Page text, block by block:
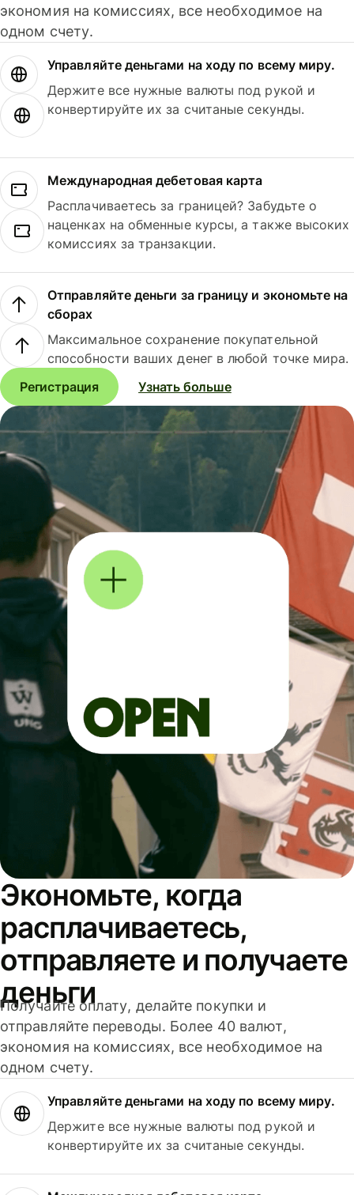
экономия на комиссиях, все необходимое на
одном счету.
Управляйте деньгами на ходу по всему миру.
Держите все нужные валюты под рукой и
конвертируйте их за считаные секунды.
Международная дебетовая карта
Расплачиваетесь за границей? Забудьте о
наценках на обменные курсы, а также высоких
комиссиях за транзакции.
Отправляйте деньги за границу и экономьте на
сборах
Максимальное сохранение покупательной
способности ваших денег в любой точке мира.
Регистрация
Узнать больше
Экономьте, когда
расплачиваетесь,
отправляете и получаете
деньги
Получайте оплату, делайте покупки и
отправляйте переводы. Более 40 валют,
экономия на комиссиях, все необходимое на
одном счету.
Управляйте деньгами на ходу по всему миру.
Держите все нужные валюты под рукой и
конвертируйте их за считаные секунды.